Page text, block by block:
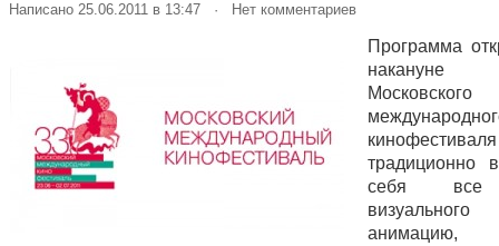
Написано 25.06.2011 в 13:47 · Нет комментариев
Программа
Московского
кинофестиваля
традиционно
себя
визуального
анимацию,